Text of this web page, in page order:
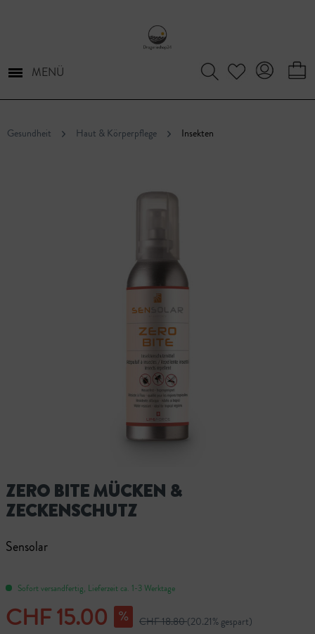
MENÜ
Gesundheit Haut & Körperpflege Insekten
ZERO BITE MÜCKEN &
ZECKENSCHUTZ
Sensolar
Sofort versandfertig, Lieferzeit ca. 1-3 Werktage
CHF 15.00 CHF 18.80(20.21% gespart)